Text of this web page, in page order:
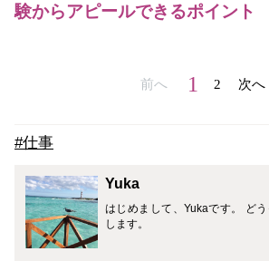
験からアピールできるポイント
前へ 1 2 次へ
#仕事
Yuka
はじめまして、Yukaです。 ど
します。